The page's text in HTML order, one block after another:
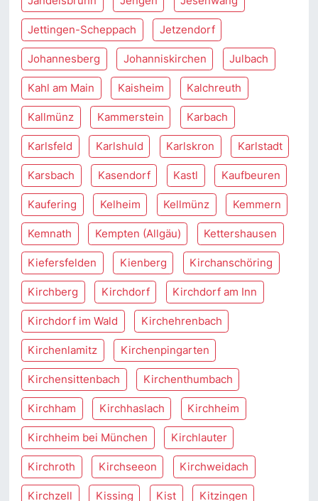
Jettingen-Scheppach Jetzendorf
Johannesberg Johanniskirchen Julbach
Kahl am Main Kaisheim Kalchreuth
Kallmünz Kammerstein Karbach
Karlsfeld Karlshuld Karlskron Karlstadt
Karsbach Kasendorf Kastl Kaufbeuren
Kaufering Kelheim Kellmünz Kemmern
Kemnath Kempten (Allgäu) Kettershausen
Kiefersfelden Kienberg Kirchanschöring
Kirchberg Kirchdorf Kirchdorf am Inn
Kirchdorf im Wald Kirchehrenbach
Kirchenlamitz Kirchenpingarten
Kirchensittenbach Kirchenthumbach
Kirchham Kirchhaslach Kirchheim
Kirchheim bei München Kirchlauter
Kirchroth Kirchseeon Kirchweidach
Kirchzell Kissing Kist Kitzingen